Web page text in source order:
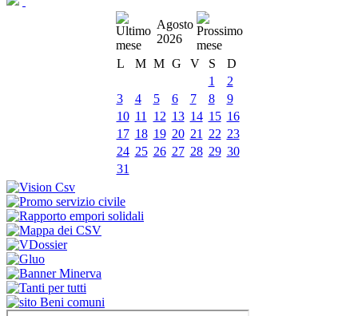
Agosto
2026
L
M M G V S
D
1
2
3
4 5 6 7 8
9
10 11 12 13 14 15 16
17 18 19 20 21 22 23
24 25 26 27 28 29 30
31